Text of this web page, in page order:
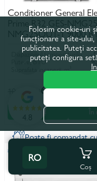
Condiționer General
Prime R32 GES-
NMG25OUT-1 9000
Diapazonul temperaturilor de funcționare, încălzire, °C-
Putere, BTU
Suprafata incaperii, m²
6 369 lei
În coș
Poate fi comandat
RO
Coș
4.8
Folosim cookie-uri
funcționare a site-
publicitatea. Puteți
puteți configura